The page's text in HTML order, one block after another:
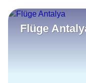
Flüge